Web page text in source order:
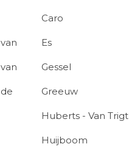
Caro
van Es
van Gessel
de Greeuw
Huberts - Van Trigt
Huijboom